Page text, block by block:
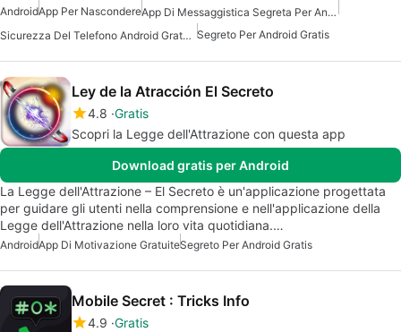
AndroidApp Per Nascondere
App Di Messaggistica Segreta Per Android
Sicurezza Del Telefono Android Gratuita Segreto Per Android Gratis
Ley de la Atracción El Secreto
4.8 Gratis
Scopri la Legge dell'Attrazione con questa app
Download gratis per Android
La Legge dell'Attrazione – El Secreto è un'applicazione progettata
per guidare gli utenti nella comprensione e nell'applicazione della
Legge dell'Attrazione nella loro vita quotidiana.…
AndroidApp Di Motivazione GratuiteSegreto Per Android Gratis
Mobile Secret : Tricks Info
4.9 Gratis